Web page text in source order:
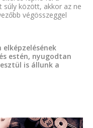
súly között, akkor az ne
végösszeggel
estén, nyugodtan
is állunk a